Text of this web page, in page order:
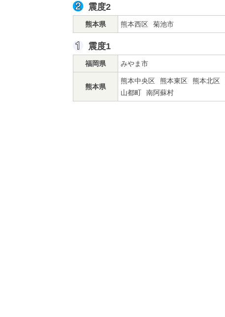
震度2
熊本県 熊本西区 菊池市
震度1
福岡県 みやま市
熊本県
熊本中央区 熊本東区 熊本北区
山都町
南阿蘇村